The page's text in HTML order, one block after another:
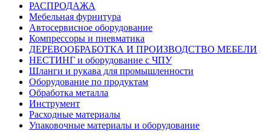
РАСПРОДАЖА
Мебельная фурнитура
Автосервисное оборудование
Компрессоры и пневматика
ДЕРЕВООБРАБОТКА И ПРОИЗВОДСТВО МЕБЕЛИ
НЕСТИНГ и оборудование с ЧПУ
Шланги и рукава для промышленности
Оборудование по продуктам
Обработка металла
Инструмент
Расходные материалы
Упаковочные материалы и оборудование